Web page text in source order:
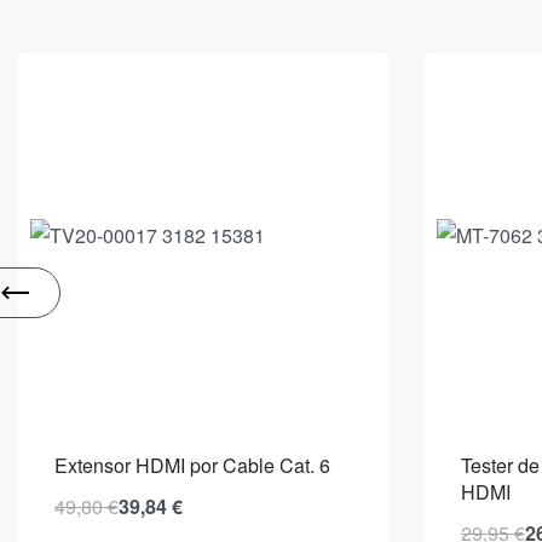
Extensor HDMI por Cable Cat. 6
49,80€39,84€
Tester
HDMI
29,95€